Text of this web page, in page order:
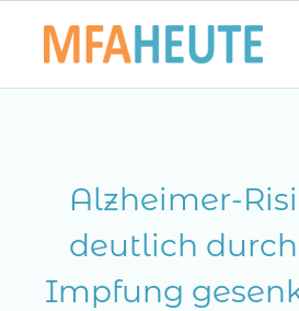
Inhalt
Aktuelles
Alzheimer-
deutlich
Impfung